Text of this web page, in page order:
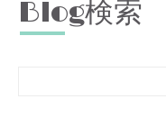
Blog検索